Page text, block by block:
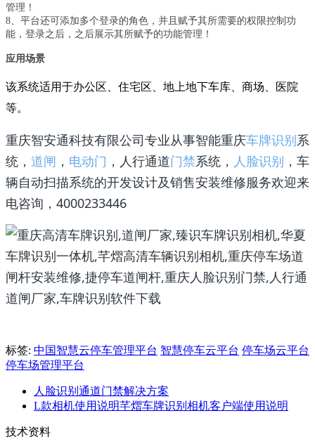
管理！
8、平台还可添加多个登录的角色，并且赋予其所需要的权限控制功
能，登录之后，之后展示其所赋予的功能管理！
应用场景
该系统适用于办公区、住宅区、地上地下车库、商场、医院
等。
重庆智安通科技有限公司专业从事智能重庆车牌识别系
统， 道闸 ， 电动门 ，人行通道门禁系统， 人脸识别 ，车
辆自动扫描系统的开发设计及销售安装维修服务欢迎来
电咨询，4000233446
标签: 中国智慧云停车管理平台 智慧停车云平台 停车场云平台
停车场管理平台
人脸识别通道门禁解决方案
L款相机使用说明芊熠车牌识别相机客户端使用说明
技术资料